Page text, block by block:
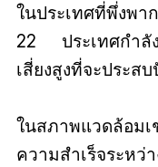
ในประเทศที่พึ่งพา
22 ประเทศกำลั
เสี่ยงสูงที่จะประ
ในสภาพแวดล้อม
ความสำเร็จระหว่